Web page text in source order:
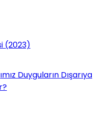
(2023)
Duyguların Dışarıya